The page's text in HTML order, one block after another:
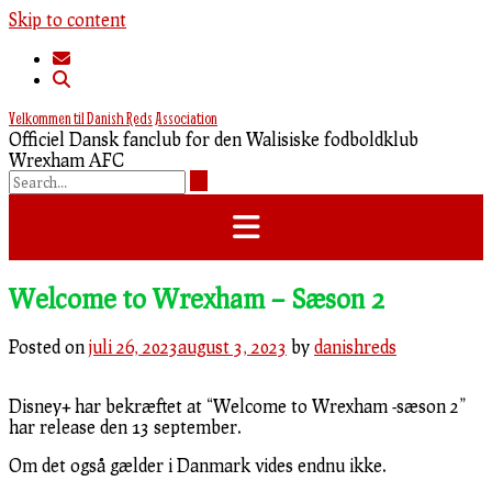
Skip to content
Velkommen til Danish Reds Association
Officiel Dansk fanclub for den Walisiske fodboldklub
Wrexham AFC
Welcome to Wrexham – Sæson 2
Posted onjuli 26, 2023august 3, 2023 by danishreds
Disney+ har bekræftet at “Welcome to Wrexham -sæson 2”
har release den 13 september.
Om det også gælder i Danmark vides endnu ikke.